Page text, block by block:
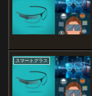
スマートグラス